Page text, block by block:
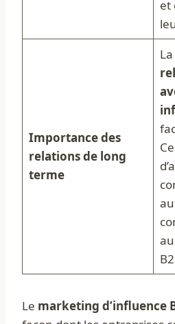
et
Importance des
relations de long
terme
La
Le marketing d’influence